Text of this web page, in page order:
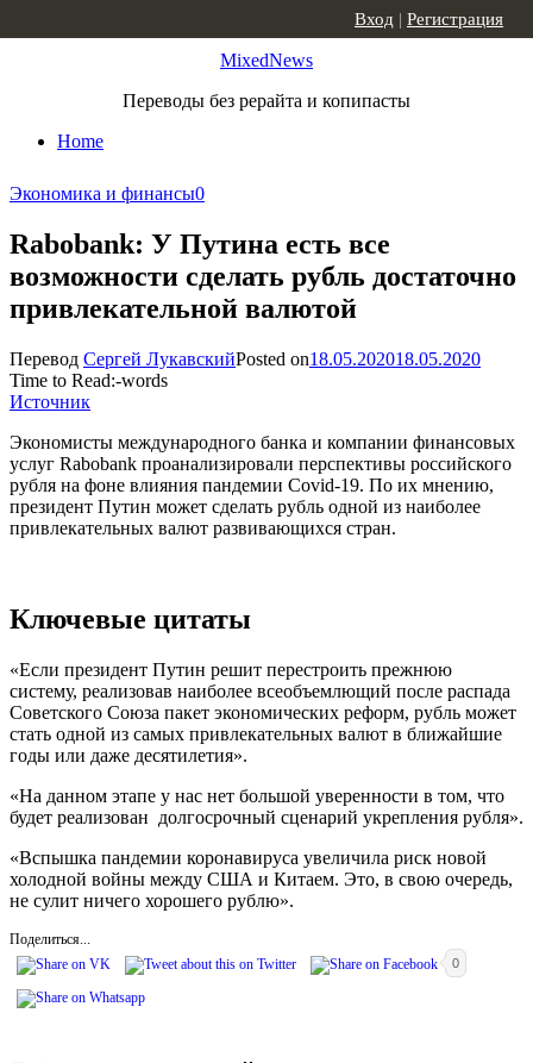
MixedNews
Переводы без рерайта и копипасты
Home
Вход | Регистрация
Экономика и финансы0
Rabobank: У Путина есть все
возможности сделать рубль достаточно
привлекательной валютой
Перевод Сергей ЛукавскийPosted on18.05.202018.05.2020
Time to Read:-words
Источник
Экономисты международного банка и компании финансовых
услуг Rabobank проанализировали перспективы российского
рубля на фоне влияния пандемии Covid-19. По их мнению,
президент Путин может сделать рубль одной из наиболее
привлекательных валют развивающихся стран.
Ключевые цитаты
«Если президент Путин решит перестроить прежнюю
систему, реализовав наиболее всеобъемлющий после распада
Советского Союза пакет экономических реформ, рубль может
стать одной из самых привлекательных валют в ближайшие
годы или даже десятилетия».
«На данном этапе у нас нет большой уверенности в том, что
будет реализован долгосрочный сценарий укрепления рубля».
«Вспышка пандемии коронавируса увеличила риск новой
холодной войны между США и Китаем. Это, в свою очередь,
не сулит ничего хорошего рублю».
Поделиться...
0